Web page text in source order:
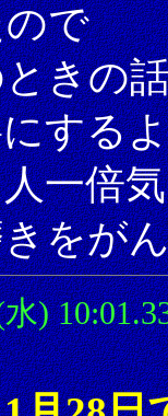
で
きの
する
一倍
をが
)